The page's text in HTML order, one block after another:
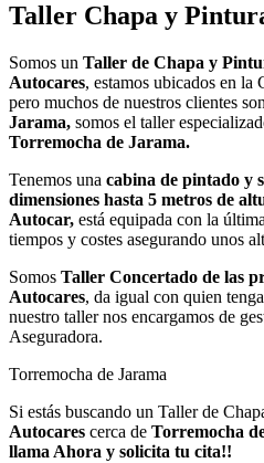
Taller Chapa y
Somos un Taller de Chapa y
Autocares, estamos ubicados en la
pero muchos de nuestros clientes
Jarama, somos el taller
Torremocha de Jarama.
Tenemos una cabina de pintado y
dimensiones hasta 5 metros de
Autocar, está equipada con la
tiempos y costes asegurando unos
Somos Taller Concertado de las
Autocares, da igual con quien
nuestro taller nos encargamos de
Aseguradora.
Torremocha de Jarama
Si estás buscando un Taller de
Autocares cerca de Torremocha
llama Ahora y solicita tu cita!!